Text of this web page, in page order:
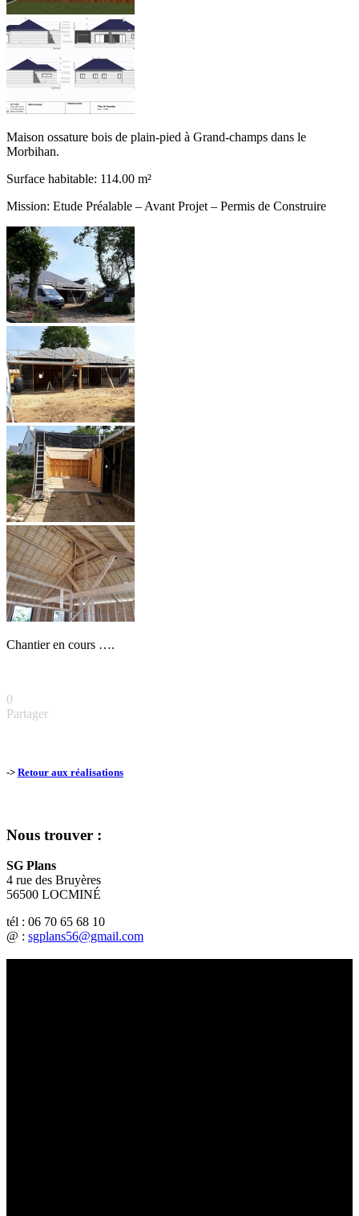
Maison ossature bois de plain-pied à Grand-champs dans le
Morbihan.
Surface habitable: 114.00 m²
Mission: Etude Préalable – Avant Projet – Permis de Construire
Chantier en cours ….
0
Partager
-> Retour aux réalisations
Nous trouver :
SG Plans
4 rue des Bruyères
56500 LOCMINÉ
tél : 06 70 65 68 10
@ : sgplans56@gmail.com